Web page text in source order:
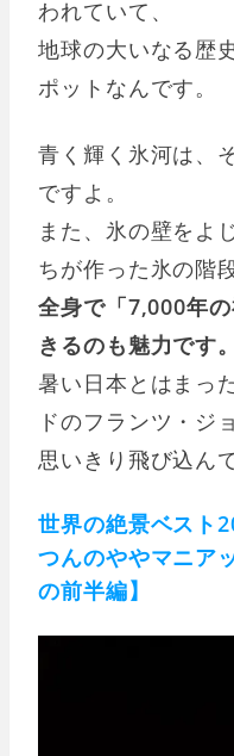
われていて、
地球の大いなる歴
ポットなんです。
青く輝く氷河は、
ですよ。
また、氷の壁をよ
ちが作った氷の階
全身で「7,000年
きるのも魅力です。
暑い日本とはまっ
ドのフランツ・ジ
思いきり飛び込ん
世界の絶景ベスト
つんのややマニア
の前半編】